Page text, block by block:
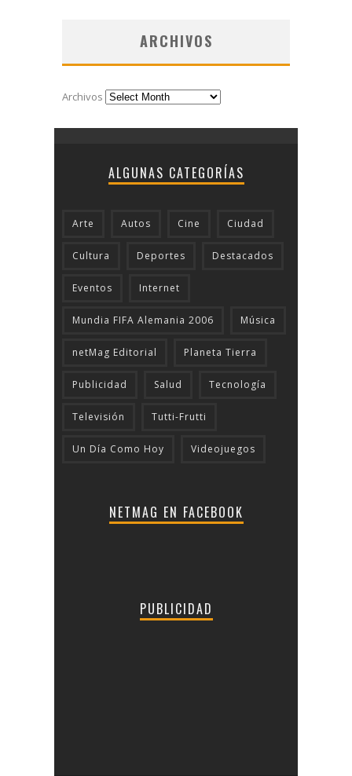
ARCHIVOS
Archivos
ALGUNAS CATEGORÍAS
Arte Autos Cine Ciudad
Cultura Deportes Destacados
Eventos Internet
Mundia FIFA Alemania 2006 Música
netMag Editorial Planeta Tierra
Publicidad Salud Tecnologí­a
Televisión Tutti-Frutti
Un Día Como Hoy Videojuegos
NETMAG EN FACEBOOK
PUBLICIDAD